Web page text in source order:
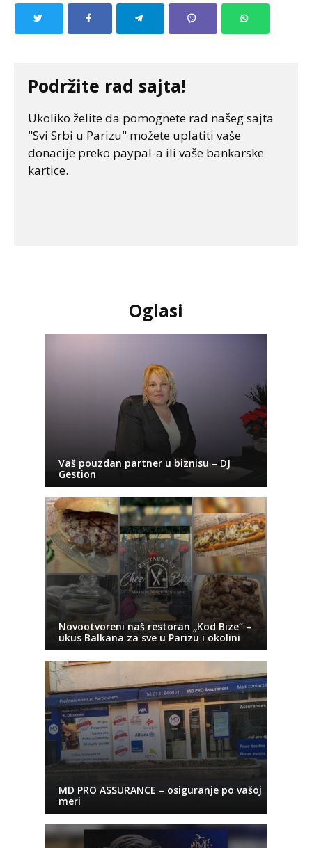
Podržite rad sajta!
Ukoliko želite da pomognete rad našeg sajta
"Svi Srbi u Parizu" možete uplatiti vaše
donacije preko paypal-a ili vaše bankarske
kartice.
Oglasi
Vaš pouzdan partner u biznisu – DJ
Gestion
Novootvoreni naš restoran „Kod Bize“ –
ukus Balkana za sve u Parizu i okolini
MD PRO ASSURANCE – osiguranje po vašoj
meri